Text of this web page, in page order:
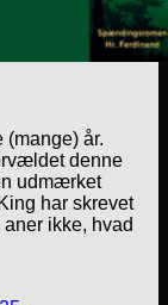
år.
denne
udmærket
har skrevet
ikke, hvad